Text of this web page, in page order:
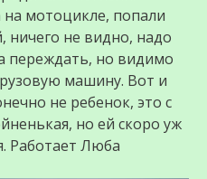
мотоцикле, попали
ничего не видно, надо
переждать, но видимо
машину. Вот и
не ребенок, это с
но ей скоро уж
Работает Люба